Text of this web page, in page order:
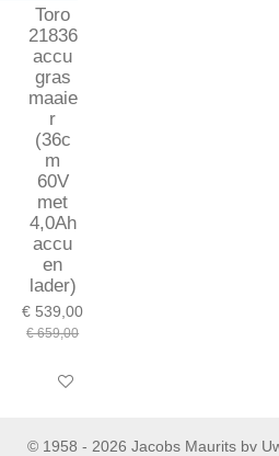
Toro
21836
accu
gras
maaie
r
(36c
m
60V
met
4,0Ah
accu
en
lader)
€ 539,00
€ 659,00
In winkelwagen
© 1958 - 2026 Jacobs Maurits bv